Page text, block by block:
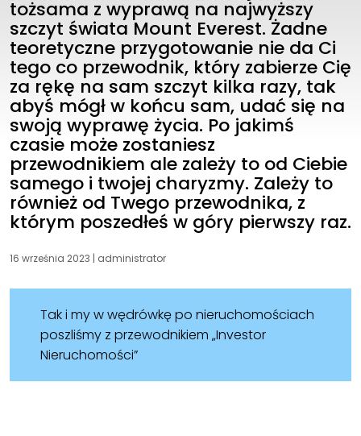
tożsama z wyprawą na najwyższy
szczyt świata Mount Everest. Żadne
teoretyczne przygotowanie nie da Ci
tego co przewodnik, który zabierze Cię
za rękę na sam szczyt kilka razy, tak
abyś mógł w końcu sam, udać się na
swoją wyprawę życia. Po jakimś
czasie może zostaniesz
przewodnikiem ale zależy to od Ciebie
samego i twojej charyzmy. Zależy to
również od Twego przewodnika, z
którym poszedłeś w góry pierwszy raz.
16 września 2023 | administrator
Tak i my w wędrówkę po nieruchomościach
poszliśmy z przewodnikiem „Investor
Nieruchomości”